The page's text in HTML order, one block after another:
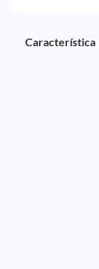
Característica